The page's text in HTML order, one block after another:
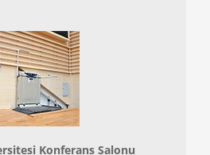
Konferans Salonu